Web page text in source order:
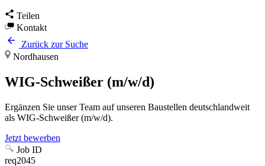
Teilen
Kontakt
Zurück zur Suche
Nordhausen
WIG-Schweißer (m/w/d)
Ergänzen Sie unser Team auf unseren Baustellen deutschlandweit
als WIG-Schweißer (m/w/d).
Jetzt bewerben
Job ID
req2045